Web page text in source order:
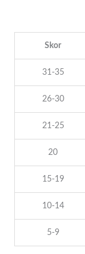
Skor
31-35
26-30
21-25
20
15-19
10-14
5-9